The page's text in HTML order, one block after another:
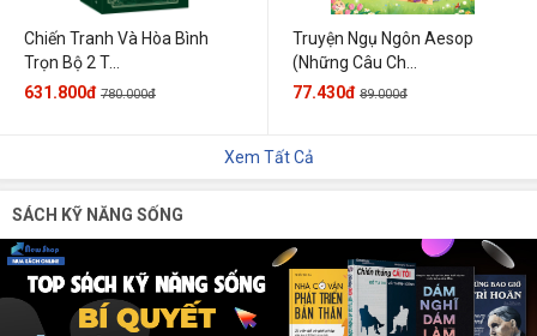
Chiến Tranh Và Hòa Bình
Trọn Bộ 2 T...
631.800đ 780.000đ
Truyện Ngụ Ngôn Aesop
(Những Câu Ch...
77.430đ 89.000đ
Xem Tất Cả
SÁCH KỸ NĂNG SỐNG